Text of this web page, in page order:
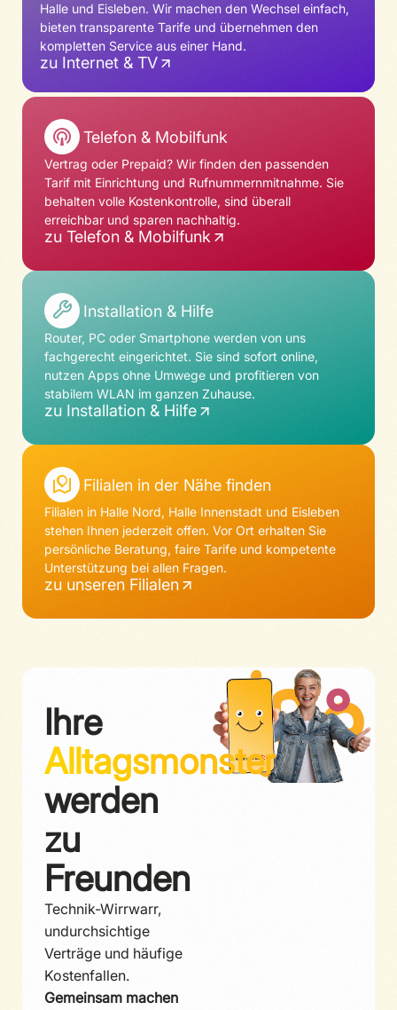
Halle und Eisleben. Wir machen den Wechsel einfach,
bieten transparente Tarife und übernehmen den
kompletten Service aus einer Hand.
zu Internet & TV
Telefon & Mobilfunk
Vertrag oder Prepaid? Wir finden den passenden
Tarif mit Einrichtung und Rufnummernmitnahme. Sie
behalten volle Kostenkontrolle, sind überall
erreichbar und sparen nachhaltig.
zu Telefon & Mobilfunk
Installation & Hilfe
Router, PC oder Smartphone werden von uns
fachgerecht eingerichtet. Sie sind sofort online,
nutzen Apps ohne Umwege und pro­fi­tieren von
stabilem WLAN im ganzen Zuhause.
zu Installation & Hilfe
Filialen in der Nähe finden
Filialen in Halle Nord, Halle Innenstadt und Eisleben
stehen Ihnen jederzeit offen. Vor Ort erhalten Sie
persönliche Beratung, faire Tarife und kompetente
Unterstützung bei allen Fragen.
zu unseren Filialen
Ihre
Alltagsmonster
werden
zu
Freunden
Technik-Wirrwarr,
undurchsichtige
Verträge und häufige
Kostenfallen.
Gemeinsam machen